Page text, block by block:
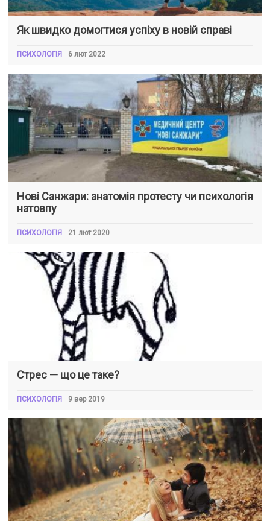
Як швидко домогтися успіху в новій справі
ПСИХОЛОГІЯ 6 лют 2022
Нові Санжари: анатомія протесту чи психологія
натовпу
ПСИХОЛОГІЯ 21 лют 2020
Стрес — що це таке?
ПСИХОЛОГІЯ 9 вер 2019